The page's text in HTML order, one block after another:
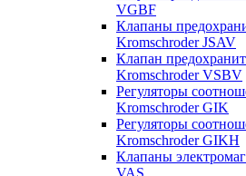
VGBF
Клапаны
Kromschroder JSAV
Клапан
Kromschroder VSBV
Регуляторы
Kromschroder GIK
Регуляторы
Kromschroder GIKH
Клапаны
VAS